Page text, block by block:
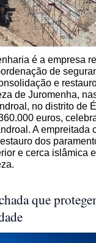
é a empresa
de
e
de Juromenha,
no distrito de
euros,
A empreitada
dos
e cerca islâmica
que